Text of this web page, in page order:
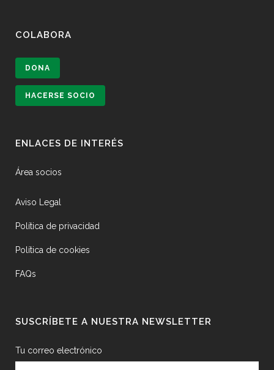
COLABORA
DONA
HACERSE SOCIO
ENLACES DE INTERÉS
Área socios
Aviso Legal
Política de privacidad
Política de cookies
FAQs
SUSCRÍBETE A NUESTRA NEWSLETTER
Tu correo electrónico